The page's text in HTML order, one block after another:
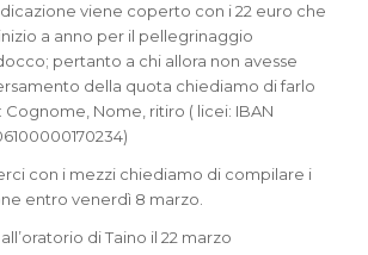
viene coperto con i 22 euro che
a anno per il pellegrinaggio
pertanto a chi allora non avesse
della quota chiediamo di farlo
Cognome, Nome, ritiro ( licei: IBAN
con i mezzi chiediamo di compilare i
entro venerdì 8 marzo.
di Taino il 22 marzo